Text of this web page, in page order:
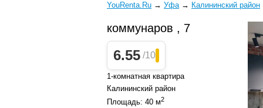
YouRenta.Ru → Уфа → Калининский район
коммунаров , 7
6.55 /10
1-комнатная квартира
Калининский район
Площадь: 40 м2